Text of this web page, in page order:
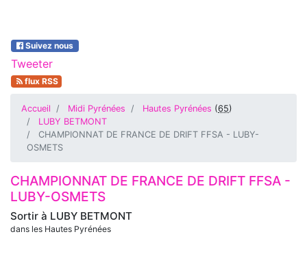
Suivez nous
Tweeter
flux RSS
Accueil Midi Pyrénées Hautes Pyrénées (65)
LUBY BETMONT
CHAMPIONNAT DE FRANCE DE DRIFT FFSA - LUBY-
OSMETS
Sortir à LUBY BETMONT
dans les Hautes Pyrénées
CHAMPIONNAT DE FRANCE DE DRIFT FFSA -
LUBY-OSMETS